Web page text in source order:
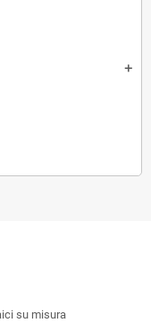
add
su misura